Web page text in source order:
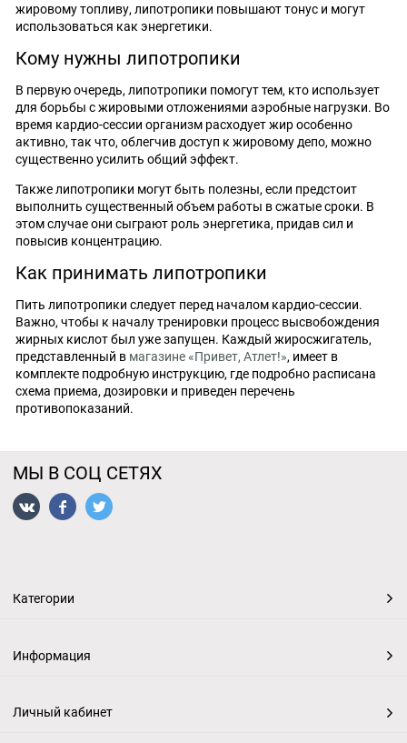
жировому топливу, липотропики повышают тонус и могут
использоваться как энергетики.
Кому нужны липотропики
В первую очередь, липотропики помогут тем, кто использует
для борьбы с жировыми отложениями аэробные нагрузки. Во
время кардио-сессии организм расходует жир особенно
активно, так что, облегчив доступ к жировому депо, можно
существенно усилить общий эффект.
Также липотропики могут быть полезны, если предстоит
выполнить существенный объем работы в сжатые сроки. В
этом случае они сыграют роль энергетика, придав сил и
повысив концентрацию.
Как принимать липотропики
Пить липотропики следует перед началом кардио-сессии.
Важно, чтобы к началу тренировки процесс высвобождения
жирных кислот был уже запущен. Каждый жиросжигатель,
представленный в магазине «Привет, Атлет!», имеет в
комплекте подробную инструкцию, где подробно расписана
схема приема, дозировки и приведен перечень
противопоказаний.
МЫ В СОЦ СЕТЯХ
Категории
Информация
Личный кабинет